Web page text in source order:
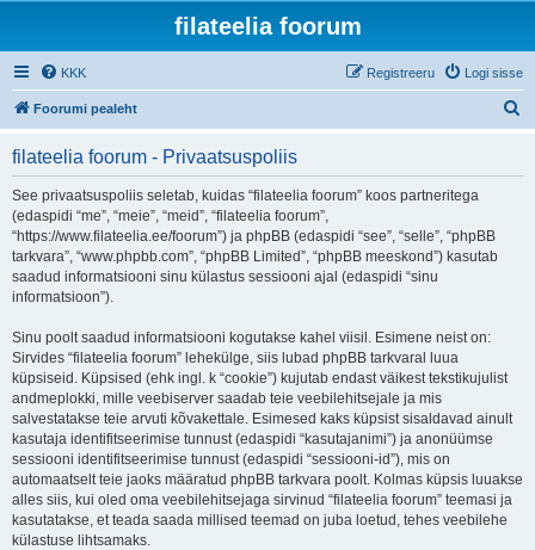
filateelia foorum
KKK Logi sisse
Registreeru
Foorumi pealeht
filateelia foorum - Privaatsuspoliis
See privaatsuspoliis seletab, kuidas “filateelia foorum” koos partneritega
(edaspidi “me”, “meie”, “meid”, “filateelia foorum”,
“https://www.filateelia.ee/foorum”) ja phpBB (edaspidi “see”, “selle”, “phpBB
tarkvara”, “www.phpbb.com”, “phpBB Limited”, “phpBB meeskond”) kasutab
saadud informatsiooni sinu külastus sessiooni ajal (edaspidi “sinu
informatsioon”).
Sinu poolt saadud informatsiooni kogutakse kahel viisil. Esimene neist on:
Sirvides “filateelia foorum” lehekülge, siis lubad phpBB tarkvaral luua
küpsiseid. Küpsised (ehk ingl. k “cookie”) kujutab endast väikest tekstikujulist
andmeplokki, mille veebiserver saadab teie veebilehitsejale ja mis
salvestatakse teie arvuti kõvakettale. Esimesed kaks küpsist sisaldavad ainult
kasutaja identifitseerimise tunnust (edaspidi “kasutajanimi”) ja anonüümse
sessiooni identifitseerimise tunnust (edaspidi “sessiooni-id”), mis on
automaatselt teie jaoks määratud phpBB tarkvara poolt. Kolmas küpsis luuakse
alles siis, kui oled oma veebilehitsejaga sirvinud “filateelia foorum” teemasi ja
kasutatakse, et teada saada millised teemad on juba loetud, tehes veebilehe
külastuse lihtsamaks.